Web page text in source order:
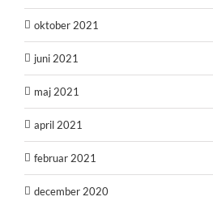
oktober 2021
juni 2021
maj 2021
april 2021
februar 2021
december 2020